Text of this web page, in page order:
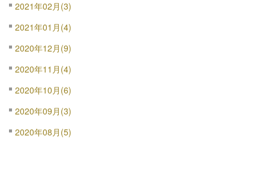
2021年02月(3)
2021年01月(4)
2020年12月(9)
2020年11月(4)
2020年10月(6)
2020年09月(3)
2020年08月(5)